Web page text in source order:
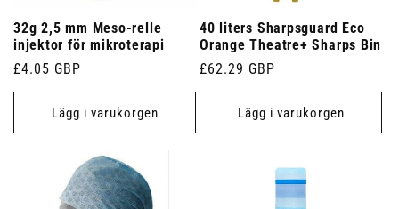
32g 2,5 mm Meso-relle
injektor för mikroterapi
Ordinarie
pris
£4.05 GBP
Lägg i varukorgen
40 liters Sharpsguard Eco
Orange Theatre+ Sharps Bin
Ordinarie
pris
£62.29 GBP
Lägg i varukorgen